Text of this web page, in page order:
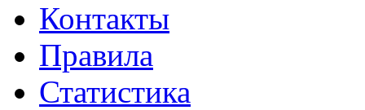
Контакты
Правила
Статистика